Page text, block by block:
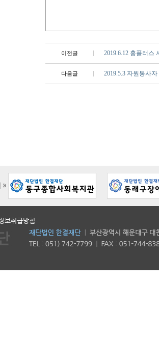
이전글 2019.6.12 홈플러스
다음글 2019.5.3 자원봉사
보취급방침